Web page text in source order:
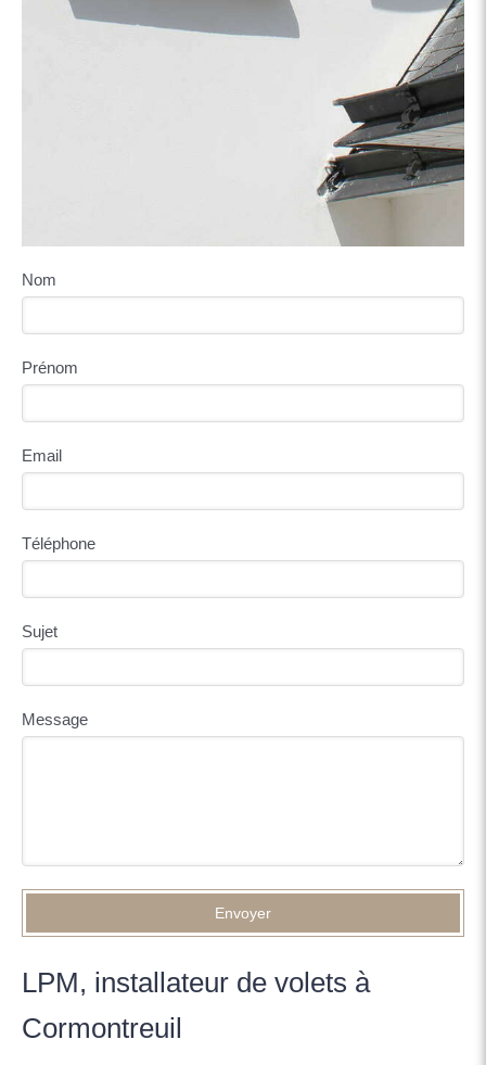
Nom
Prénom
Email
Téléphone
Sujet
Message
Envoyer
LPM, installateur de volets à
Cormontreuil